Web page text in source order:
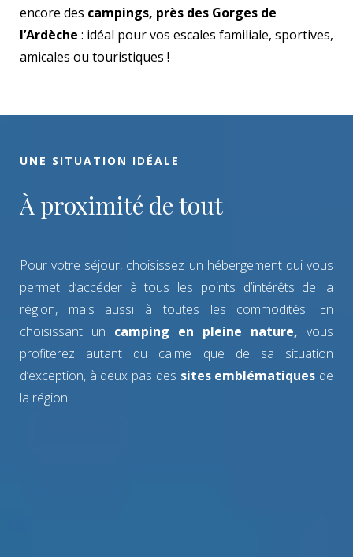
encore des campings, près des Gorges de
l’Ardèche : idéal pour vos escales familiale, sportives,
amicales ou touristiques !
UNE SITUATION IDÉALE
À proximité de tout
Pour votre séjour, choisissez un hébergement qui vous
permet d’accéder à tous les points d’intérêts de la
région, mais aussi à toutes les commodités. En
choisissant un camping en pleine nature, vous
profiterez autant du calme que de sa situation
d’exception, à deux pas des sites emblématiques de
la région